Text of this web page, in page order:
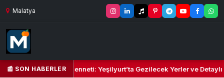
Malatya
📰 SON HABERLER
Yeşil Kalbi ve Kültür Cenneti: Yeşilyurt’ta Gezilecek Yerler ve Detaylı